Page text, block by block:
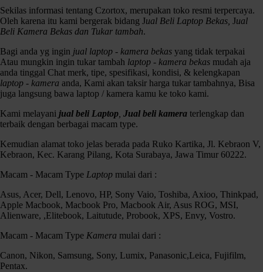
Full HD 1080p XAVC S Video at 24/60 fps
Built-In Wi-Fi Connectivity with NFC
Fast Hybrid AF & 179 Phase-Detect Points
Up to 11 fps Shooting and ISO 25600
LCD 3″ (belum bisa dilipat keatas)
Yg Lain Googling za,.,.
Kondisi :
fisik mulus 96% / mesin normal semua / SC 15.xxx
Kelengkapan : unit / batre / cas / Strap / Lensa 16-50mm / dosbook
Sekilas informasi tentang Czortox, merupakan toko resmi terpercaya.
Oleh karena itu kami bergerak bidang Jual Beli Laptop Bekas, Jual
Beli Kamera Bekas dan Tukar tambah.
Bagi anda yg ingin jual laptop - kamera bekas yang tidak terpakai
Atau mungkin ingin tukar tambah laptop - kamera bekas mudah aja
anda tinggal Chat merk, tipe, spesifikasi, kondisi, & kelengkapan
laptop - kamera anda, Kami akan taksir harga tukar tambahnya, Bisa
juga langsung bawa laptop / kamera kamu ke toko kami.
Kami melayani jual beli Laptop Jual beli kamera terlengkap dan
terbaik dengan berbagai macam type.
Kemudian alamat toko jelas berada pada Ruko Kartika, Jl. Kebraon V,
Kebraon, Kec. Karang Pilang, Kota Surabaya, Jawa Timur 60222.
Macam - Macam Type Laptop mulai dari :
Asus, Acer, Dell, Lenovo, HP, Sony Vaio, Toshiba, Axioo, Thinkpad,
Apple Macbook, Macbook Pro, Macbook Air, Asus ROG, MSI,
Alienware, ,Elitebook, Laitutude, Probook, XPS, Envy, Vostro.
Macam - Macam Type Kamera mulai dari :
Canon, Nikon, Samsung, Sony, Lumix, Panasonic,Leica, Fujifilm,
Pentax.